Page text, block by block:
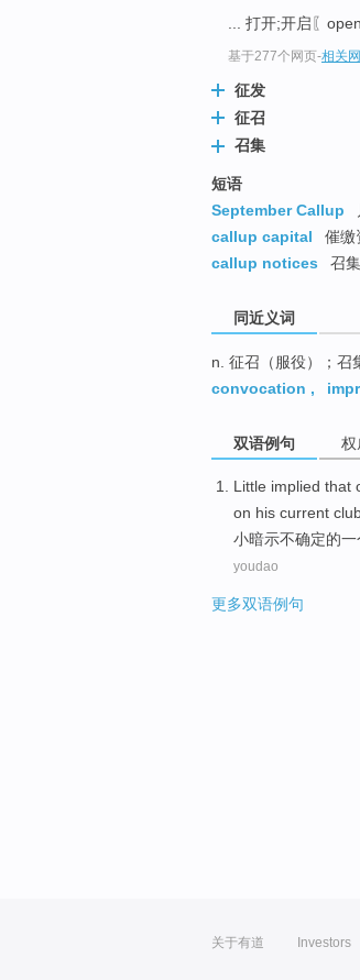
... 打开;开启〖
基于277个网页-相关
征发
征召
召集
短语
September Callup
callup capital
催缴
callup notices
召
同近义词
n. 征召（服役）；召
convocation ,
双语例句 权
Little implied that
on his current
小暗示不确定的一
youdao
更多双语例句
关于有道 Investors